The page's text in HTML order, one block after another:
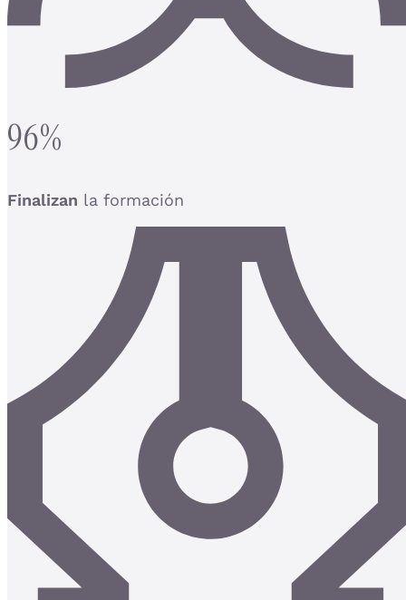
96%
Finalizan la formación